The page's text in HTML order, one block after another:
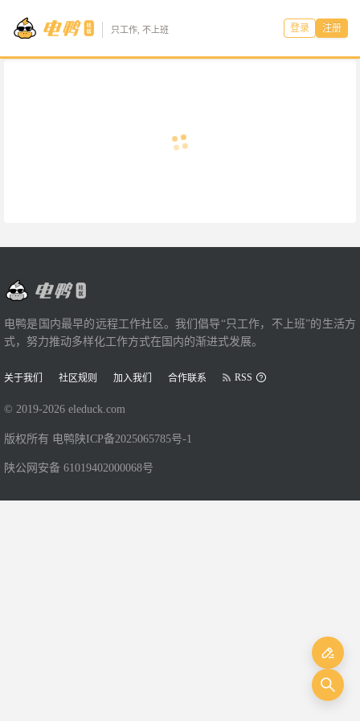
只工作, 不上班 登录 注册
电鸭是国内最早的远程工作社区。我们倡导“只工作，不上班”的生活方
式，努力推动多样化工作方式在国内的渐进式发展。
关于我们 社区规则 加入我们 合作联系 RSS
© 2019-2026 eleduck.com
版权所有 电鸭 陕ICP备2025065785号-1
陕公网安备 61019402000068号